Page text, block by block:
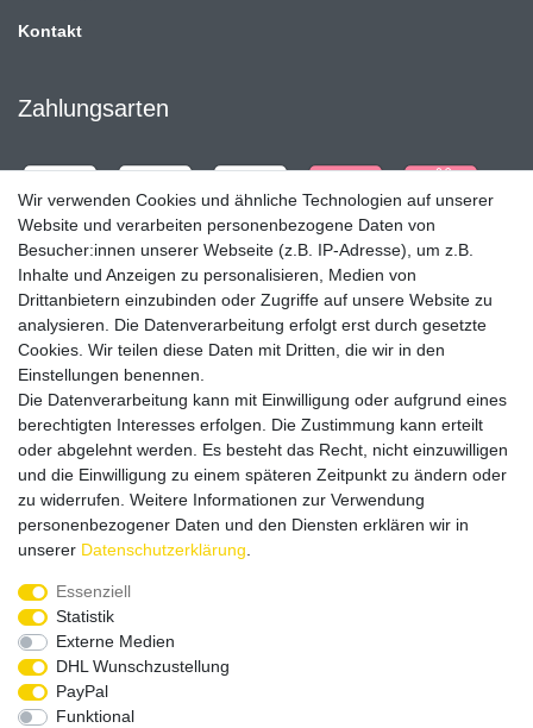
Kontakt
Zahlungsarten
Versandpartner
Service & Kontakt
Rufen Sie uns an unter:
0375 - 21459172
Wir verwenden Cookies und ähnliche Technologien auf unserer
Website und verarbeiten personenbezogene Daten von
Besucher:innen unserer Webseite (z.B. IP-Adresse), um z.B.
Inhalte und Anzeigen zu personalisieren, Medien von
Drittanbietern einzubinden oder Zugriffe auf unsere Website zu
analysieren. Die Datenverarbeitung erfolgt erst durch gesetzte
Cookies. Wir teilen diese Daten mit Dritten, die wir in den
Einstellungen benennen.
Die Datenverarbeitung kann mit Einwilligung oder aufgrund eines
berechtigten Interesses erfolgen. Die Zustimmung kann erteilt
oder abgelehnt werden. Es besteht das Recht, nicht einzuwilligen
und die Einwilligung zu einem späteren Zeitpunkt zu ändern oder
zu widerrufen. Weitere Informationen zur Verwendung
personenbezogener Daten und den Diensten erklären wir in
unserer Daten­schutz­erklärung
Essenziell
Statistik
Externe Medien
DHL Wunschzustellung
PayPal
Funktional